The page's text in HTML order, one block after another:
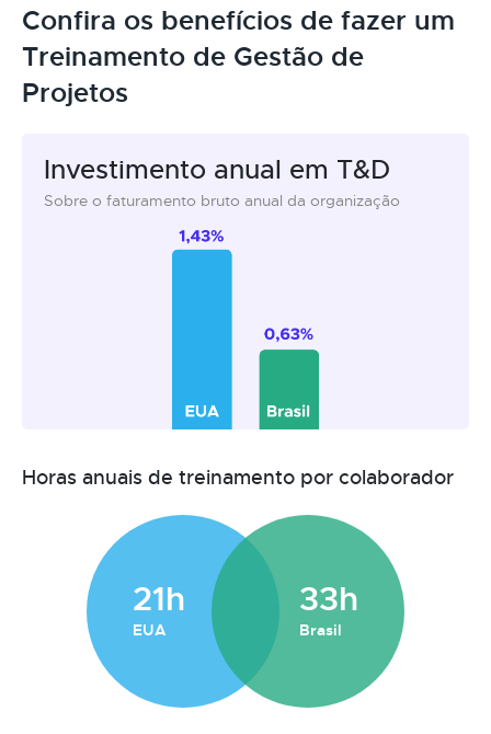
Confira os benefícios de fazer um
Treinamento de Gestão de
Projetos
Investimento anual em T&D
Sobre o faturamento bruto anual da organização
Horas anuais de treinamento por colaborador
21h
EUA
33h
Brasil